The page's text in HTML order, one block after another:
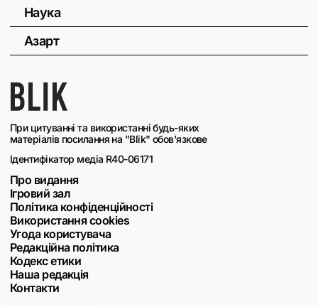
При цитуванні та використанні будь-яких
матеріалів посилання на "Blik" обов'язкове
Ідентифікатор медіа R40-06171
Про видання
Ігровий зал
Політика конфіденційності
Використання cookies
Угода користувача
Редакційна політика
Кодекс етики
Наша редакція
Контакти
Наука
Азарт